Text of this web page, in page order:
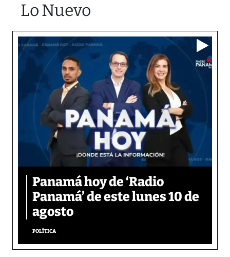
Lo Nuevo
Panamá hoy de ‘Radio
Panamá’ de este lunes 10 de
agosto
POLÍTICA